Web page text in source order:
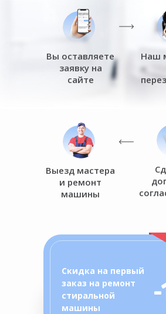
Скидка на первый
заказ на ремонт
стиральной
машины
Выезд мастера
и ремонт
машины
Наш
Вы оставляете
заявку на
сайте